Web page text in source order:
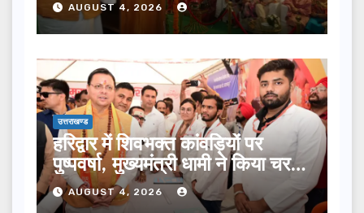
AUGUST 4, 2026
उत्तराखण्ड
हरिद्वार में शिवभक्त कांवड़ियों पर
पुष्पवर्षा, मुख्यमंत्री धामी ने किया चरण
प्रक्षालन…
AUGUST 4, 2026